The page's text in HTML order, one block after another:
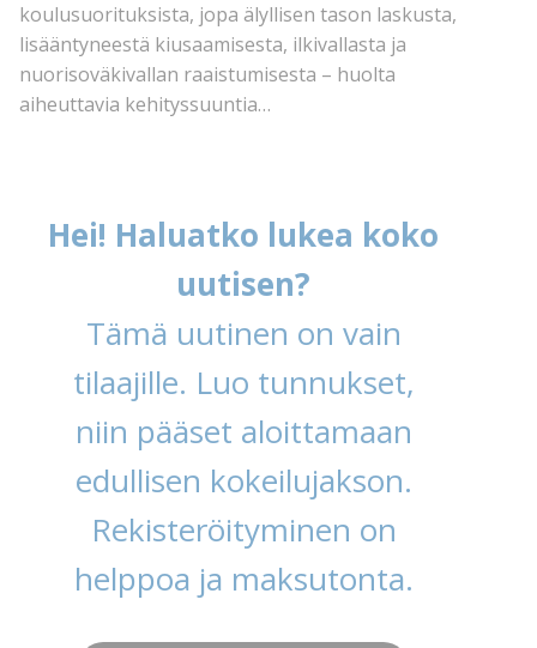
koulusuorituksista, jopa älyllisen tason laskusta,
lisääntyneestä kiusaamisesta, ilkivallasta ja
nuorisoväkivallan raaistumisesta – huolta
aiheuttavia kehityssuuntia…
Hei! Haluatko lukea koko
uutisen?
Tämä uutinen on vain
tilaajille. Luo tunnukset,
niin pääset aloittamaan
edullisen kokeilujakson.
Rekisteröityminen on
helppoa ja maksutonta.